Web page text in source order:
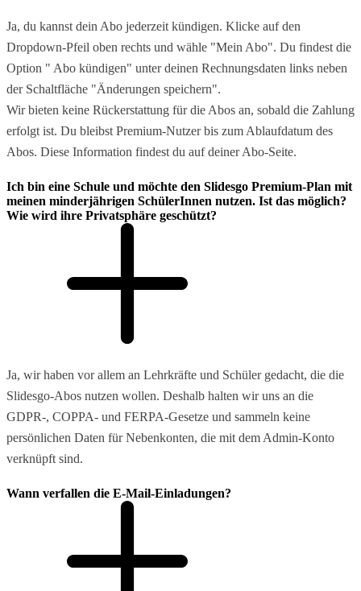
Ja, du kannst dein Abo jederzeit kündigen. Klicke auf den
Dropdown-Pfeil oben rechts und wähle "Mein Abo". Du findest die
Option " Abo kündigen" unter deinen Rechnungsdaten links neben
der Schaltfläche "Änderungen speichern".
Wir bieten keine Rückerstattung für die Abos an, sobald die Zahlung
erfolgt ist. Du bleibst Premium-Nutzer bis zum Ablaufdatum des
Abos. Diese Information findest du auf deiner Abo-Seite.
Ich bin eine Schule und möchte den Slidesgo Premium-Plan mit
meinen minderjährigen SchülerInnen nutzen. Ist das möglich?
Wie wird ihre Privatsphäre geschützt?
Ja, wir haben vor allem an Lehrkräfte und Schüler gedacht, die die
Slidesgo-Abos nutzen wollen. Deshalb halten wir uns an die
GDPR-, COPPA- und FERPA-Gesetze und sammeln keine
persönlichen Daten für Nebenkonten, die mit dem Admin-Konto
verknüpft sind.
Wann verfallen die E-Mail-Einladungen?